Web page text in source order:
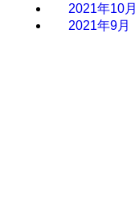
2021年10月
2021年9月